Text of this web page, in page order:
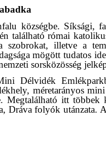
községbe. Síksági,
található római
illetve a
mögött tudatos
sorsközösség
Délvidék
méretarányos
Megtalálható itt többek
Dráva folyók utánzata.